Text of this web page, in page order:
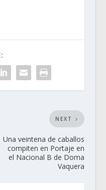
NEXT
Una veintena de caballos
compiten en Portaje en
el Nacional B de Doma
Vaquera